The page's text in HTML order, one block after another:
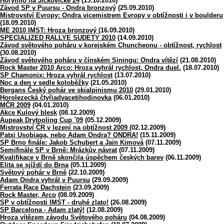
Závod SP v Puursu - Ondra bronzový (25.09.2010)
Mistrovství Evropy: Ondra vicemistrem Evropy v obtížnosti i v boulderu
(18.09.2010)
ME 2010 IMST: Hroza bronzový (16.09.2010)
SPECIALIZED RALLYE SUDETY 2010 (14.09.2010)
Závod světového poháru v korejském Chuncheonu - obtížnost, rychlost
(30.08.2010)
Závod světového poháru v čínském Siningu: Ondra vítězí (21.08.2010)
Rock Master 2010 Arco: Hroza vyhrál rychlost, Ondra duel. (18.07.2010)
SP Chamonix: Hroza vyhrál rychlost(13.07.2010)
Noc a den v sedle koloběžky (21.05.2010)
Bergans Český pohár ve skialpinismu 2010 (29.01.2010)
Horolezecká čtyřiadvacetihodinovka (06.01.2010)
MČR 2009 (04.01.2010)
Akce Kulový blesk (08.12.2009)
Aupeak Drytooling Cup `09 (05.12.2009)
Mistrovství ČR v lezení na obtížnost 2009 (02.12.2009)
Patxi Usobiaga, nebo Adam Ondra? ONDRA! (15.11.2009)
SP Brno finále: Jakob Schubert a Jain Kimová (07.11.2009)
Semifinále SP v Brně: Mrázkův návrat(07.11.2009)
Kvalifikace v Brně skončila úspěchem českých barev (06.11.2009)
Elita se sjíždí do Brna (05.11.2009)
Světový pohár v Brně (22.10.2009)
Adam Ondra vyhrál v Puursu (29.09.2009)
Ferrata Race Dachstein (23.09.2009)
Rock Master, Arco (08.09.2009)
SP v obtížnosti IMST - druhé zlato! (26.08.2009)
SP Barcelona - Adam zlatý! (12.08.2009)
Hroza vítězem závodu Světového poháru (04.08.2009)